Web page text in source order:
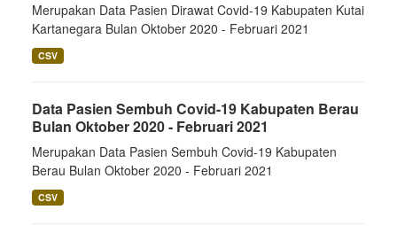
Merupakan Data Pasien Dirawat Covid-19 Kabupaten Kutai
Kartanegara Bulan Oktober 2020 - Februari 2021
CSV
Data Pasien Sembuh Covid-19 Kabupaten Berau
Bulan Oktober 2020 - Februari 2021
Merupakan Data Pasien Sembuh Covid-19 Kabupaten
Berau Bulan Oktober 2020 - Februari 2021
CSV